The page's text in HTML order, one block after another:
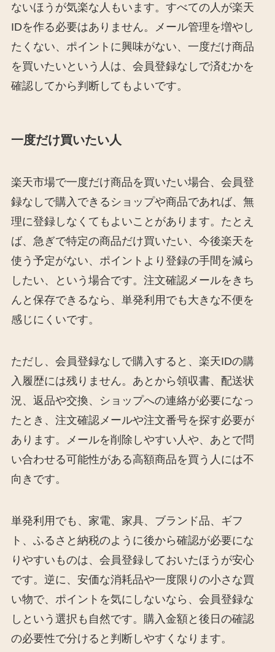
ないほうが気楽な人もいます。すべての人が楽天
IDを作る必要はありません。メール管理を増やし
たくない、ポイントに興味がない、一度だけ商品
を買いたいという人は、会員登録なしで済むかを
確認してから判断してもよいです。
一度だけ買いたい人
楽天市場で一度だけ商品を買いたい場合、会員登
録なしで購入できるショップや商品であれば、無
理に登録しなくてもよいことがあります。たとえ
ば、急ぎで特定の商品だけ買いたい、今後楽天を
使う予定がない、ポイントより登録の手間を減ら
したい、という場合です。注文確認メールをきち
んと保存できるなら、単発利用でも大きな不便を
感じにくいです。
ただし、会員登録なしで購入すると、楽天IDの購
入履歴には残りません。あとから領収書、配送状
況、返品や交換、ショップへの連絡が必要になっ
たとき、注文確認メールや注文番号を探す必要が
あります。メールを削除しやすい人や、あとで問
い合わせる可能性がある高額商品を買う人には不
向きです。
単発利用でも、家電、家具、ブランド品、ギフ
ト、ふるさと納税のように後から確認が必要にな
りやすいものは、会員登録しておいたほうが安心
です。逆に、安価な消耗品や一度限りの小さな買
い物で、ポイントを気にしないなら、会員登録な
しという選択も自然です。購入金額と後日の確認
の必要性で分けると判断しやすくなります。